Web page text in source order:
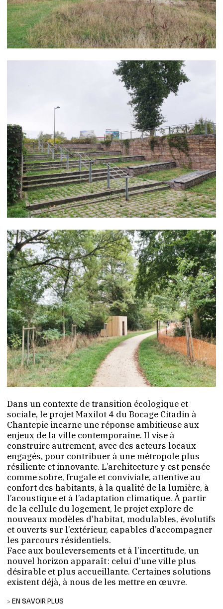
Dans un contexte de transition écologique et
sociale, le projet Maxilot 4 du Bocage Citadin à
Chantepie incarne une réponse ambitieuse aux
enjeux de la ville contemporaine. Il vise à
construire autrement, avec des acteurs locaux
engagés, pour contribuer à une métropole plus
résiliente et innovante. L’architecture y est pensée
comme sobre, frugale et conviviale, attentive au
confort des habitants, à la qualité de la lumière, à
l’acoustique et à l’adaptation climatique. À partir
de la cellule du logement, le projet explore de
nouveaux modèles d’habitat, modulables, évolutifs
et ouverts sur l’extérieur, capables d’accompagner
les parcours résidentiels.
Face aux bouleversements et à l’incertitude, un
nouvel horizon apparaît : celui d’une ville plus
désirable et plus accueillante. Certaines solutions
existent déjà, à nous de les mettre en œuvre.
EN SAVOIR PLUS